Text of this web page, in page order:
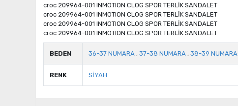
croc 209964-001 INMOTION CLOG SPOR TERLİK SANDALET
croc 209964-001 INMOTION CLOG SPOR TERLİK SANDALET
croc 209964-001 INMOTION CLOG SPOR TERLİK SANDALET
croc 209964-001 INMOTION CLOG SPOR TERLİK SANDALET
BEDEN 36-37 NUMARA , 37-38 NUMARA , 38-39 NUMARA
RENK SİYAH